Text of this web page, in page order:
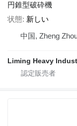
円錐型破砕機
状態 新しい
中国, Zheng
Liming Heavy